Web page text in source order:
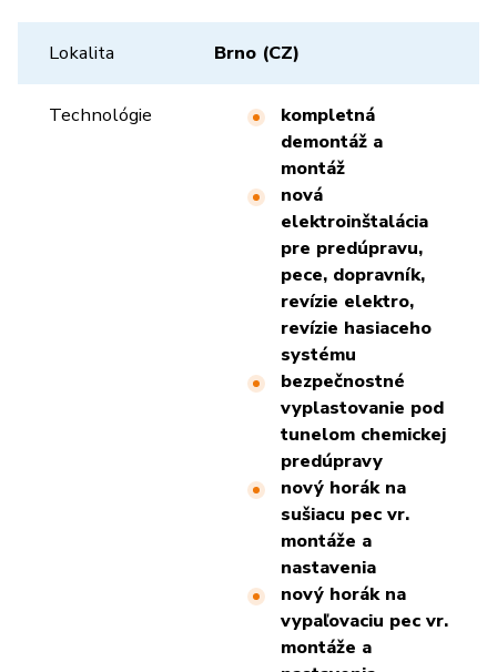
Lokalita Brno (CZ)
Technológie
kompletná
demontáž a
montáž
nová
elektroinštalácia
pre predúpravu,
pece, dopravník,
revízie elektro,
revízie hasiaceho
systému
bezpečnostné
vyplastovanie pod
tunelom chemickej
predúpravy
nový horák na
sušiacu pec vr.
montáže a
nastavenia
nový horák na
vypaľovaciu pec vr.
montáže a